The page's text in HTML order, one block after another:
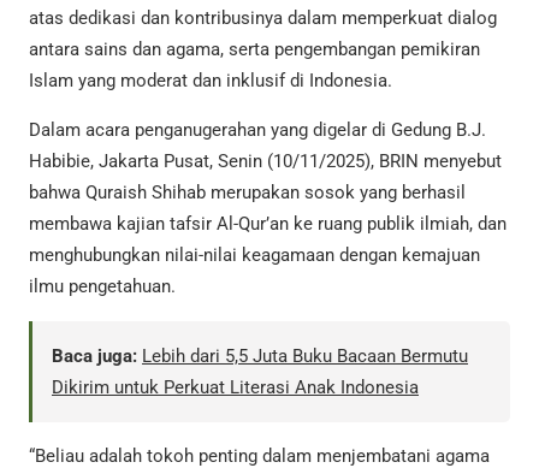
atas dedikasi dan kontribusinya dalam memperkuat dialog
antara sains dan agama, serta pengembangan pemikiran
Islam yang moderat dan inklusif di Indonesia.
Dalam acara penganugerahan yang digelar di Gedung B.J.
Habibie, Jakarta Pusat, Senin (10/11/2025), BRIN menyebut
bahwa Quraish Shihab merupakan sosok yang berhasil
membawa kajian tafsir Al-Qur’an ke ruang publik ilmiah, dan
menghubungkan nilai-nilai keagamaan dengan kemajuan
ilmu pengetahuan.
Baca juga: Lebih dari 5,5 Juta Buku Bacaan Bermutu
Dikirim untuk Perkuat Literasi Anak Indonesia
“Beliau adalah tokoh penting dalam menjembatani agama